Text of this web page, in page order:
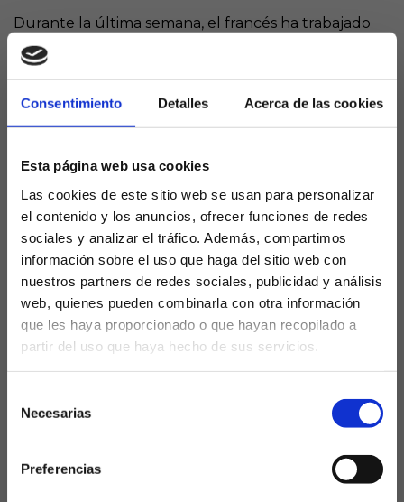
Consentimiento Detalles Acerca de las cookies
Esta página web usa cookies
Las cookies de este sitio web se usan para personalizar
el contenido y los anuncios, ofrecer funciones de redes
sociales y analizar el tráfico. Además, compartimos
información sobre el uso que haga del sitio web con
nuestros partners de redes sociales, publicidad y análisis
web, quienes pueden combinarla con otra información
que les haya proporcionado o que hayan recopilado a
partir del uso que haya hecho de sus servicios.
Necesarias
Preferencias
¿Eres mayor de edad?
SÍ, SOY MAYOR DE 18 AÑOS
Laquiniela.es es un sitio cuyo contenido está dirigido, única y
Durante la última semana, el francés ha trabajado
primero en el gimnasio y, finalmente, este miércoles
se reincorporó a los entrenamientos colectivos en
positiva aunque con una notable pérdida de peso —
entre cuatro y cinco kilos— a consecuencia de la
médico del Real Madrid han optado por la
prudencia y han decidido no arriesgarlo en un
partido de alta exigencia física, reservándolo para los
cruces de octavos de final si el equipo logra
clasificarse.
El escenario para el Real
Madrid
puntos y depende de sí mismo para avanzar a
octavos de final: le basta un empate ante el
derrota podría complicar las cuentas dependiendo
del resultado del Al Hilal-Pachuca. La ausencia de